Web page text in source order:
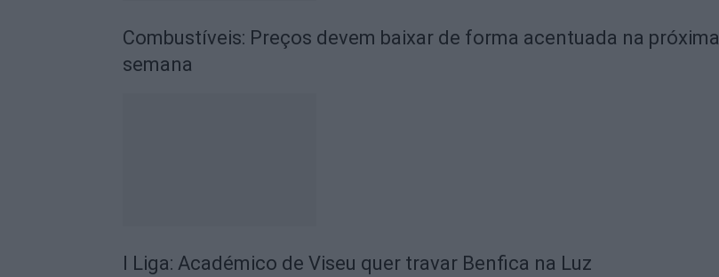
Combustíveis: Preços devem baixar de forma acentuada na próxima
semana
I Liga: Académico de Viseu quer travar Benfica na Luz